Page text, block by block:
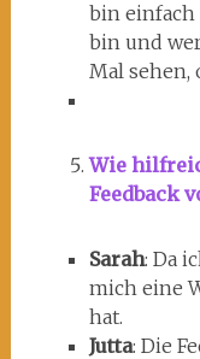
bin einfach
bin und
Mal sehen,
Wie
Feedback
Sarah: Da
mich eine
hat.
Jutta: Die